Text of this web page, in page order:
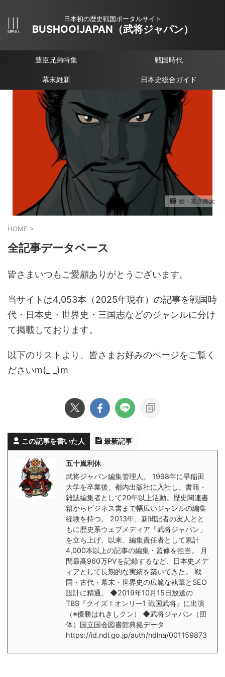
日本初の歴史戦国ポータルサイト
BUSHOO!JAPAN（武将ジャパン）
豊臣兄弟特集 戦国時代
幕末維新 日本史総合ガイド
絵・富永商太
HOME >
全記事データベース
皆さまいつもご愛顧ありがとうございます。
当サイトは4,053本（2025年現在）の記事を戦国時
代・日本史・世界史・三国志などのジャンルに分け
て掲載しております。
以下のリストより、皆さまお好みのページをご覧く
ださいm(_ _)m
この記事を書いた人 最新記事
五十嵐利休
武将ジャパン編集管理人。 1998年に早稲田
大学を卒業後、都内出版社に入社し、書籍・
雑誌編集者として20年以上活動。歴史関連書
籍からビジネス書まで幅広いジャンルの編集
経験を持つ。 2013年、新聞記者の友人とと
もに歴史系ウェブメディア「武将ジャパン」
を立ち上げ、以来、編集責任者として累計
4,000本以上の記事の編集・監修を担当。 月
間最高960万PVを記録するなど、日本史メデ
ィアとして長期的な実績を築いてきた。 戦
国・古代・幕末・世界史の広範な執筆とSEO
設計に精通。 ◆2019年10月15日放送の
TBS『クイズ！オンリー1 戦国武将』に出演
（※優勝はれきしクン） ◆武将ジャパン（団
体）国立国会図書館典拠データ
https://id.ndl.go.jp/auth/ndlna/001159873